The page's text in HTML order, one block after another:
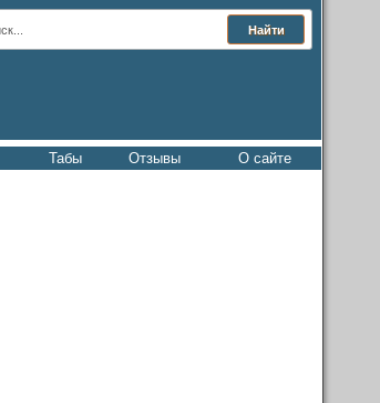
Табы Отзывы О сайте